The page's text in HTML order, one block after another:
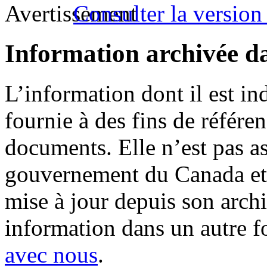
Consulter la
Information archivée
L’information dont il est
fournie à des fins de
documents. Elle n’est pas
gouvernement du Canada
mise à jour depuis son
information dans un autre
avec nous.